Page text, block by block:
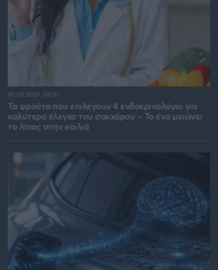
Τα φρούτα που επιλέγουν 4 ενδοκρινολόγοι για
καλύτερο έλεγχο του σακχάρου – Το ένα μειώνει
το λίπος στην κοιλιά
06.08.2026, 08:01